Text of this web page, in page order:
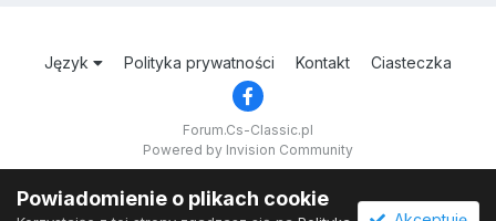
Język Polityka prywatności Kontakt Ciasteczka
Forum.Cs-Classic.pl
Powered by Invision Community
Powiadomienie o plikach cookie